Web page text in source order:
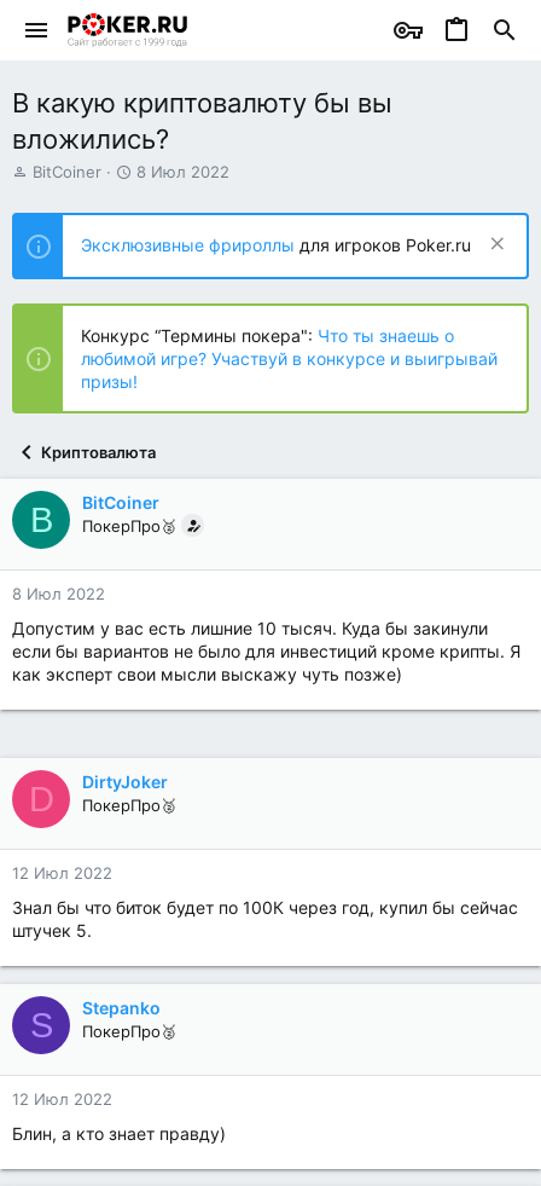
В какую криптовалюту бы вы
вложились?
А
т
о
р
т
е
ы
BitCoiner
Д
т
н
а
ч
л
а
8 Июл 2022
Эксклюзивные фрироллы для игроков Poker.ru
Конкурс “Термины покера": Что ты знаешь о
любимой игре? Участвуй в конкурсе и выигрывай
призы!
Криптовалюта
B BitCoiner
ПокерПро🥈
8 Июл 2022
Допустим у вас есть лишние 10 тысяч. Куда бы закинули
если бы вариантов не было для инвестиций кроме крипты. Я
как эксперт свои мысли выскажу чуть позже)
D DirtyJoker
ПокерПро🥈
12 Июл 2022
Знал бы что биток будет по 100К через год, купил бы сейчас
штучек 5.
S Stepanko
ПокерПро🥈
12 Июл 2022
Блин, а кто знает правду)